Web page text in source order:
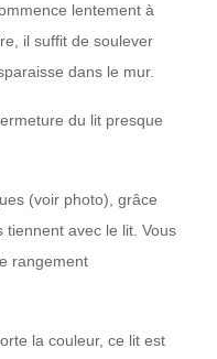
lentement à
il suffit de soulever
dans le mur.
du lit presque
(voir photo), grâce
avec le lit. Vous
rangement
la couleur, ce lit est